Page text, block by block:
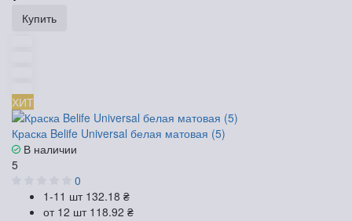
Купить
ХИТ
Краска Belife Universal белая матовая (5)
В наличии
5
0
1-11 шт 132.18 ₴
от 12 шт 118.92 ₴